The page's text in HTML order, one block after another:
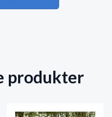
produkter